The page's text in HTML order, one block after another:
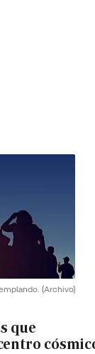
(Archivo)
que